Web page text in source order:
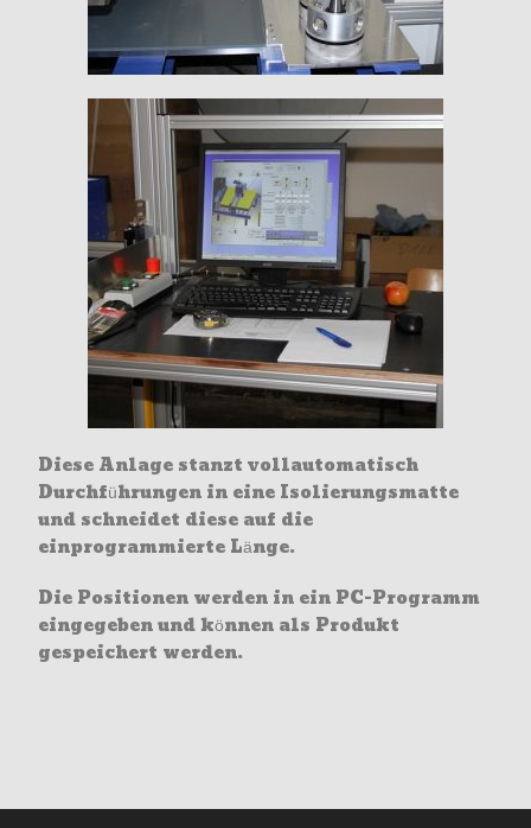
Diese Anlage stanzt vollautomatisch
Durchführungen in eine Isolierungsmatte
und schneidet diese auf die
einprogrammierte Länge.
Die Positionen werden in ein PC-Programm
eingegeben und können als Produkt
gespeichert werden.